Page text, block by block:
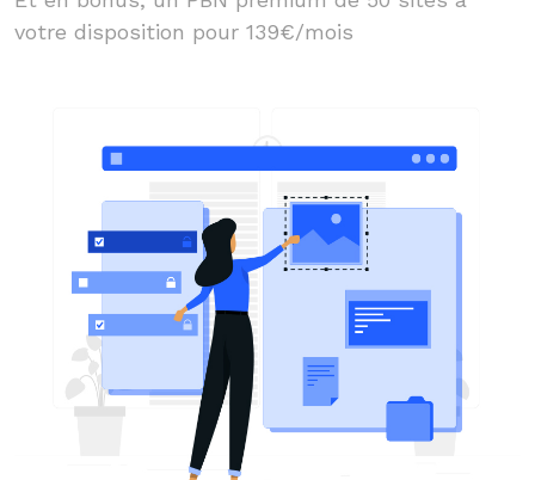
votre disposition pour 139€/mois